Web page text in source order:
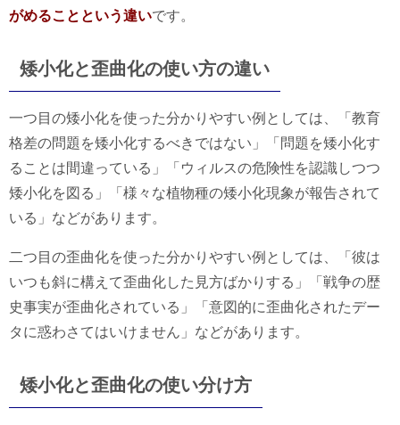
がめることという違いです。
矮小化と歪曲化の使い方の違い
一つ目の矮小化を使った分かりやすい例としては、「教育
格差の問題を矮小化するべきではない」「問題を矮小化す
ることは間違っている」「ウィルスの危険性を認識しつつ
矮小化を図る」「様々な植物種の矮小化現象が報告されて
いる」などがあります。
二つ目の歪曲化を使った分かりやすい例としては、「彼は
いつも斜に構えて歪曲化した見方ばかりする」「戦争の歴
史事実が歪曲化されている」「意図的に歪曲化されたデー
タに惑わさてはいけません」などがあります。
矮小化と歪曲化の使い分け方